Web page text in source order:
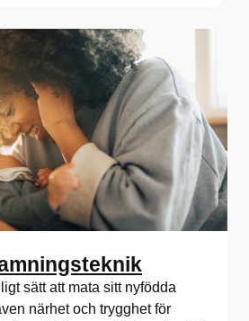
sätt att mata sitt nyfödda
närhet och trygghet för